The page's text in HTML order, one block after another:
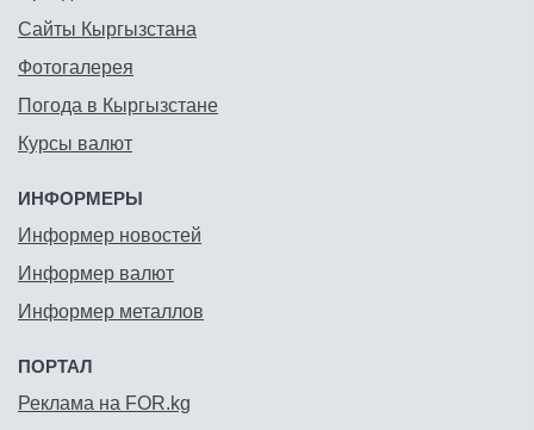
Сайты Кыргызстана
Фотогалерея
Погода в Кыргызстане
Курсы валют
ИНФОРМЕРЫ
Информер новостей
Информер валют
Информер металлов
ПОРТАЛ
Реклама на FOR.kg